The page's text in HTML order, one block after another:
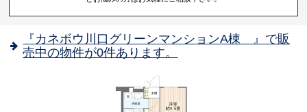
『カネボウ川口グリーンマンションA棟 』で販
売中の物件が0件あります。